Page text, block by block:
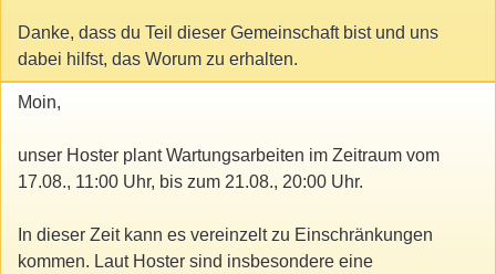
Danke, dass du Teil dieser Gemeinschaft bist und uns
dabei hilfst, das Worum zu erhalten.
Moin,
unser Hoster plant Wartungsarbeiten im Zeitraum vom
17.08., 11:00 Uhr, bis zum 21.08., 20:00 Uhr.
In dieser Zeit kann es vereinzelt zu Einschränkungen
kommen. Laut Hoster sind insbesondere eine